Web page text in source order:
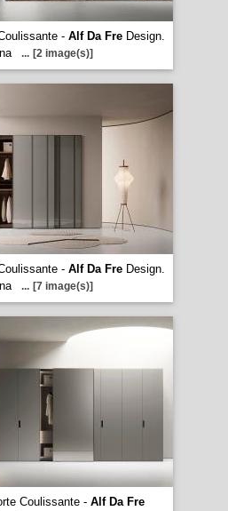
- Alf Da FreDesign.
... [2 image(s)]
- Alf Da FreDesign.
... [7 image(s)]
Coulissante - Alf Da Fre